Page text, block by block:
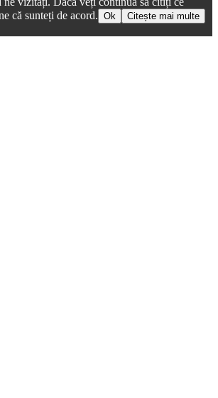
că sunteți de acord. Ok Citește mai multe